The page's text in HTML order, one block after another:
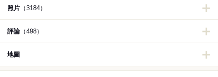
照片 （3184）
評論 （498）
地圖